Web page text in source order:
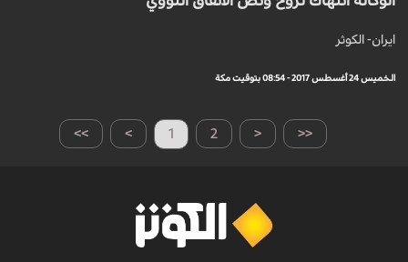
ايران- الكوثر
الخميس 24 أغسطس 2017 - 08:54 بتوقيت مكة
>> > 1 2 < <<